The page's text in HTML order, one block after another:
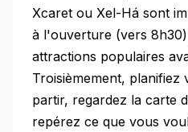
Xcaret ou Xel-Há sont
à l'ouverture (vers
attractions populaires
Troisièmement, planifiez
partir, regardez la carte
repérez ce que vous